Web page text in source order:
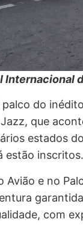
do
que
estados
estão inscritos.
e no
com